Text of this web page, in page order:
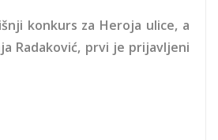
konkurs za Heroja ulice, a
Radaković, prvi je prijavljeni